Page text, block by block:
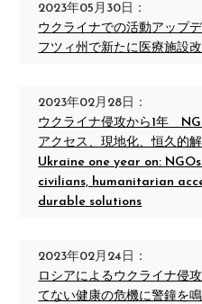
2023年05月30日：
ウクライナでの活動アップ
フツィ州で新たに医療施設
2023年02月28日：
ウクライナ侵攻から1年
アクセス、現地化、恒久的
Ukraine one year on:
civilians, humanitarian
durable solutions
2023年02月24日：
ロシアによるウクライナ侵
てない健康の危機に警鐘を